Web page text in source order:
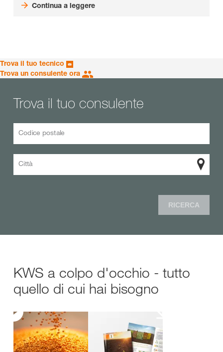
Continua a leggere
Trova il tuo tecnico
Trova un consulente ora
Trova il tuo consulente
Codice postale
Città
RICERCA
KWS a colpo d'occhio - tutto
quello di cui hai bisogno